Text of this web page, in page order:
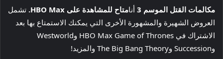
مكالمات القتل الموسم 3 أنامتاح للمشاهدة على HBO Max.
تشمل
العروض الشهيرة والمشهورة الأخرى التي يمكنك الاستمتاع بها بعد
الاشتراك في HBO Max Game of Thrones وWestworld
وSuccession وThe Big Bang Theory والمزيد!